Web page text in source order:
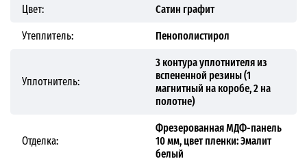
Цвет: Сатин графит
Утеплитель: Пенополистирол
Уплотнитель:
3 контура уплотнителя из
вспененной резины (1
магнитный на коробе, 2 на
полотне)
Отделка:
Фрезерованная МДФ-панель
10 мм, цвет пленки: Эмалит
белый